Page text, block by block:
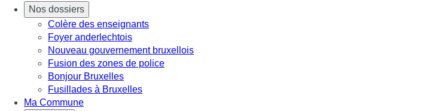
Nos dossiers
Colère des enseignants
Foyer anderlechtois
Nouveau gouvernement bruxellois
Fusion des zones de police
Bonjour Bruxelles
Fusillades à Bruxelles
Ma Commune